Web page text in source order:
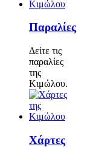
Παραλίες
Δείτε τις
παραλίες
της
Κιμώλου.
Χάρτες